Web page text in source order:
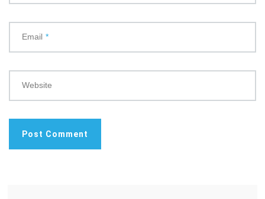
Email *
Website